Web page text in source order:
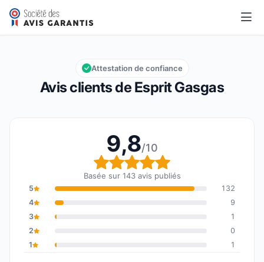
Esprit Gasgas
Note globale : 9,8 sur 10
9,8/10
Avis clients de Esprit Gasgas
Attestation de confiance
9,8/10
Note globale : 9,8 sur
Basée sur 143 avis publiés
5
132
4
9
3
1
2
0
1
1